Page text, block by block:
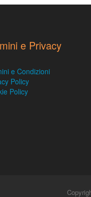
e Privacy
e Condizioni
Policy
Policy